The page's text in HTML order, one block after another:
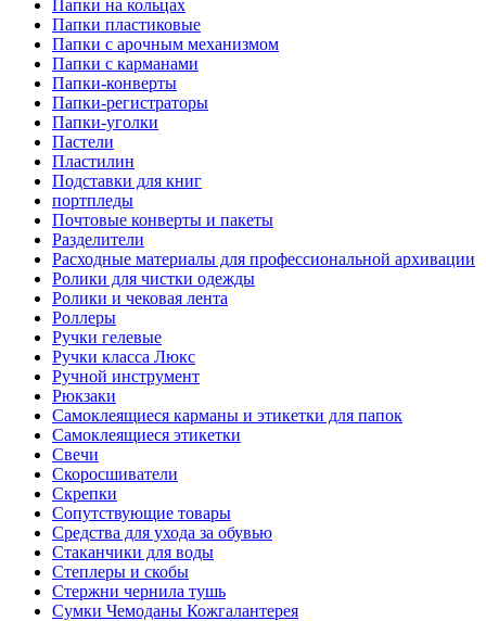
Папки на кольцах
Папки пластиковые
Папки с арочным механизмом
Папки с карманами
Папки-конверты
Папки-регистраторы
Папки-уголки
Пастели
Пластилин
Подставки для книг
портпледы
Почтовые конверты и пакеты
Разделители
Расходные материалы для профессиональной архивации
Ролики для чистки одежды
Ролики и чековая лента
Роллеры
Ручки гелевые
Ручки класса Люкс
Ручной инструмент
Рюкзаки
Самоклеящиеся карманы и этикетки для папок
Самоклеящиеся этикетки
Свечи
Скоросшиватели
Скрепки
Сопутствующие товары
Средства для ухода за обувью
Стаканчики для воды
Степлеры и скобы
Стержни чернила тушь
Сумки Чемоданы Кожгалантерея